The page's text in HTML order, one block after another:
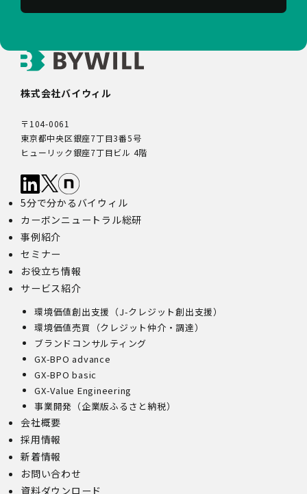
株式会社バイウィル
〒104-0061
東京都中央区銀座7丁目3番5号
ヒューリック銀座7丁目ビル 4階
5分で分かるバイウィル
カーボンニュートラル総研
事例紹介
セミナー
お役立ち情報
サービス紹介
環境価値創出支援（J-クレジット創出支援）
環境価値売買（クレジット仲介・調達）
ブランドコンサルティング
GX-BPO advance
GX-BPO basic
GX-Value Engineering
事業開発（企業版ふるさと納税）
会社概要
採用情報
新着情報
お問い合わせ
資料ダウンロード